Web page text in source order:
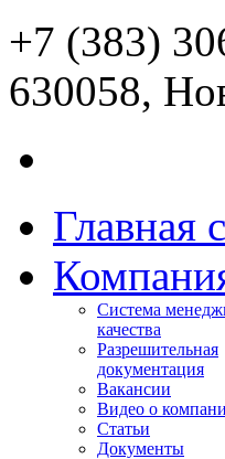
+7 (383)
630058,
Главная
Система
качества
Разрешительная
документация
Вакансии
Видео о
Статьи
Документы